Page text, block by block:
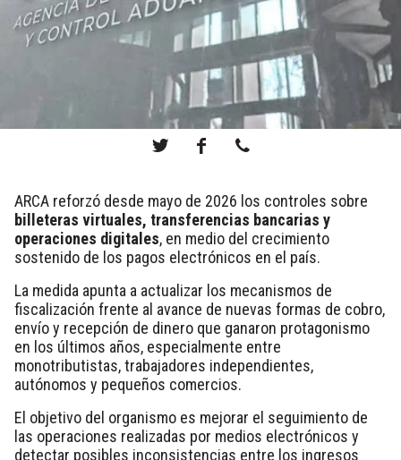
ARCA reforzó desde mayo de 2026 los controles sobre
billeteras virtuales, transferencias bancarias y
operaciones digitales, en medio del crecimiento
sostenido de los pagos electrónicos en el país.
La medida apunta a actualizar los mecanismos de
fiscalización frente al avance de nuevas formas de cobro,
envío y recepción de dinero que ganaron protagonismo
en los últimos años, especialmente entre
monotributistas, trabajadores independientes,
autónomos y pequeños comercios.
El objetivo del organismo es mejorar el seguimiento de
las operaciones realizadas por medios electrónicos y
detectar posibles inconsistencias entre los ingresos